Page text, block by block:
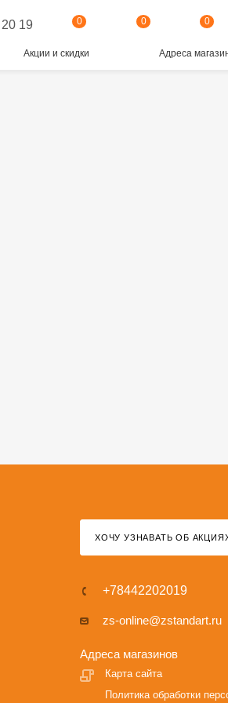
19 0 0 0
Акции и скидки Адреса
ХОЧУ УЗНАВАТЬ ОБ
+78442202019
zs-online@zstandart.ru
Адреса магазинов
Карта сайта
Политика обработки